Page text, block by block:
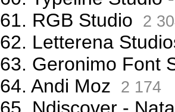
61. RGB Studio
2
62. Letterena
63. Geronimo Font
64. Andi Moz
2 174